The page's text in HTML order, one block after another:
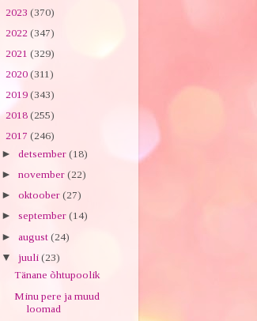
2023 (370)
2022 (347)
2021 (329)
2020 (311)
2019 (343)
2018 (255)
2017 (246)
► detsember (18)
► november (22)
► oktoober (27)
► september (14)
► august (24)
▼ juuli (23)
Tänane õhtupoolik
Minu pere ja muud
loomad